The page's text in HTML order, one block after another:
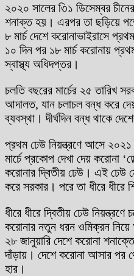
২০২০ সালের ৩ি১ ডিসেম্বর
শনাক্ত হয়। এরপর তা ছড়িয়ে
৮ মার্চ দেশে করোনাভাইরাসে
১০ দিন পর ১৮ মার্চ করোনায়
স্বাস্থ্য অধিদপ্তর।
চলতি বছরের মার্চের ২৫ তারিখ
আদালত, যান চলাচল বন্ধ করে
ব্যবস্থা। দীর্ঘদিন বন্ধ থাকে
প্রথম ঢেউ নিয়ন্ত্রণে আসে
মার্চে প্রকোপ দেখা দেয় করোনা
করোনার দ্বিতীয় ঢেউ। এই ঢেউ
করে সরকার। পরে তা ধীরে ধীরে
ধীরে ধীরে দ্বিতীয় ঢেউ
করোনার নতুন ধরন ওমিক্রন
২৮ জানুয়ারি দেশে করোনা
দাঁড়ায়। দেশে করোনা আসার পর
হার।